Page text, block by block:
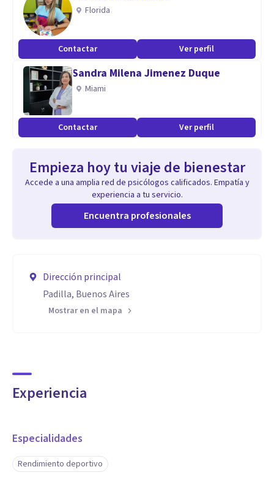
Florida
Contactar Ver perfil
Sandra Milena Jimenez Duque
Miami
Contactar Ver perfil
Empieza hoy tu viaje de bienestar
Accede a una amplia red de psicólogos calificados. Empatía y
experiencia a tu servicio.
Encuentra profesionales
Dirección principal
Padilla, Buenos Aires
Mostrar en el mapa
Experiencia
Especialidades
Rendimiento deportivo